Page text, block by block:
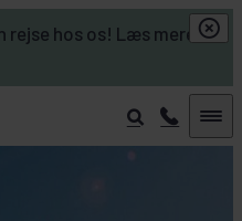
hos os! Læs mere